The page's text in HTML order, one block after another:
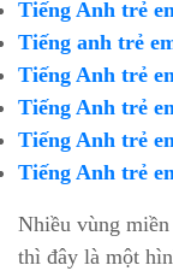
Tiếng Anh trẻ
Tiếng anh trẻ
Tiếng Anh trẻ
Tiếng Anh trẻ
Tiếng Anh trẻ
Tiếng Anh trẻ
Nhiều vùng
thì đây là một